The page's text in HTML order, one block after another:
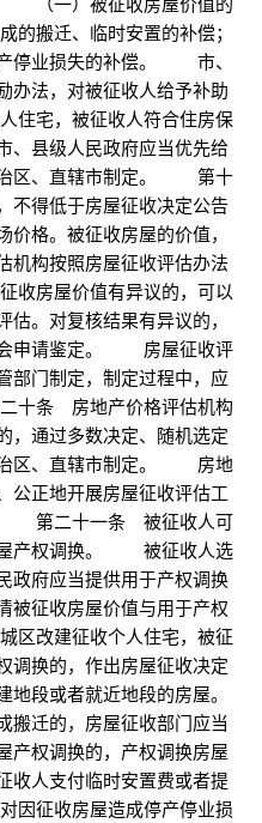
搬迁、临时安置的补偿；
停业损失的补偿。 市、
办法，对被征收人给予补助
宅，被征收人符合住房保
、县级人民政府应当优先给
治区、直辖市制定。 第十
得低于房屋征收决定公告
格。被征收房屋的价值，
机构按照房屋征收评估办法
房屋价值有异议的，可以
。对复核结果有异议的，
会申请鉴定。 房屋征收评
部门制定，制定过程中，应
条 房地产价格评估机构
，通过多数决定、随机选定
治区、直辖市制定。 房地
公正地开展房屋征收评估工
第二十一条 被征收人可
屋产权调换。 被征收人选
政府应当提供用于产权调换
被征收房屋价值与用于产权
改建征收个人住宅，被征
调换的，作出房屋征收决定
段或者就近地段的房屋。
迁的，房屋征收部门应当
产权调换的，产权调换房屋
收人支付临时安置费或者提
征收房屋造成停产停业损